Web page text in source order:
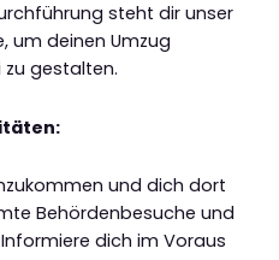
steht dir unser
um deinen Umzug
gestalten.
und dich dort
Behördenbesuche und
dich im Voraus